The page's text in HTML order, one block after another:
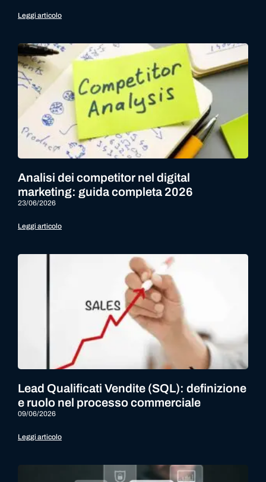
Leggi articolo
Analisi dei competitor nel digital
marketing: guida completa 2026
23/06/2026
Leggi articolo
Lead Qualificati Vendite (SQL): definizione
e ruolo nel processo commerciale
09/06/2026
Leggi articolo